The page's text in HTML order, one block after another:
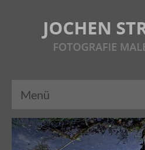
Menü
HOME
ÜBER MICH